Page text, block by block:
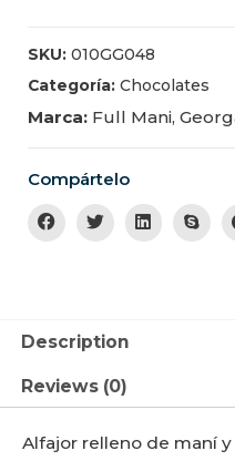
SKU: 010GG048
Categoría: Chocolates
Marca: Full Mani,
Compártelo
Description
Reviews (0)
Alfajor relleno de maní